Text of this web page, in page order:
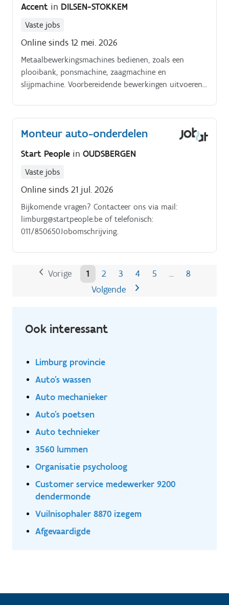
Accent in DILSEN-STOKKEM
Vaste jobs
Online sinds 12 mei. 2026
Metaalbewerkingsmachines bedienen, zoals een
plooibank, ponsmachine, zaagmachine en
slijpmachine. Voorbereidende bewerkingen uitvoeren:
Monteur auto-onderdelen
Start People in OUDSBERGEN
Vaste jobs
Online sinds 21 jul. 2026
Bijkomende vragen? Contacteer ons via mail:
limburg@startpeople.be of telefonisch:
011/850650Jobomschrijving.
Vorige 1 2 3 4 5
8
Volgende
Ook interessant
Limburg provincie
Auto's wassen
Auto mechanieker
Auto's poetsen
Auto technieker
3560 lummen
Organisatie psycholoog
Customer service medewerker 9200
dendermonde
Vuilnisophaler 8870 izegem
Afgevaardigde